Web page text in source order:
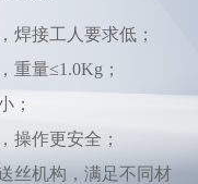
焊接工人要求低；
重量≤1.0Kg；
；
操作更安全；
丝机构，满足不同材